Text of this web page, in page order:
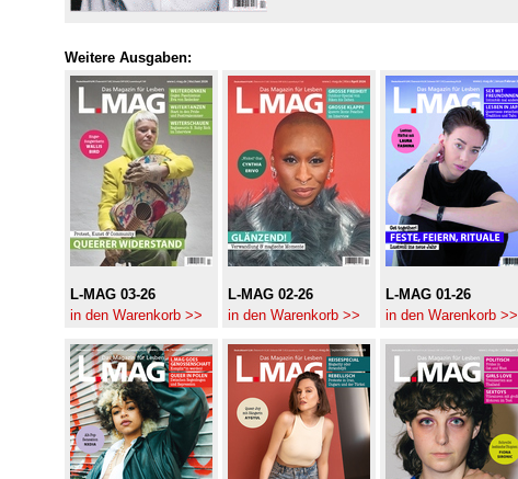
Weitere Ausgaben:
L-MAG 03-26
in den Warenkorb >>
L-MAG 02-26
in den Warenkorb >>
L-MAG 01-26
in den Warenkorb >>